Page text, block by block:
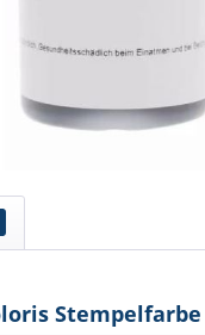
Stempelfarbe